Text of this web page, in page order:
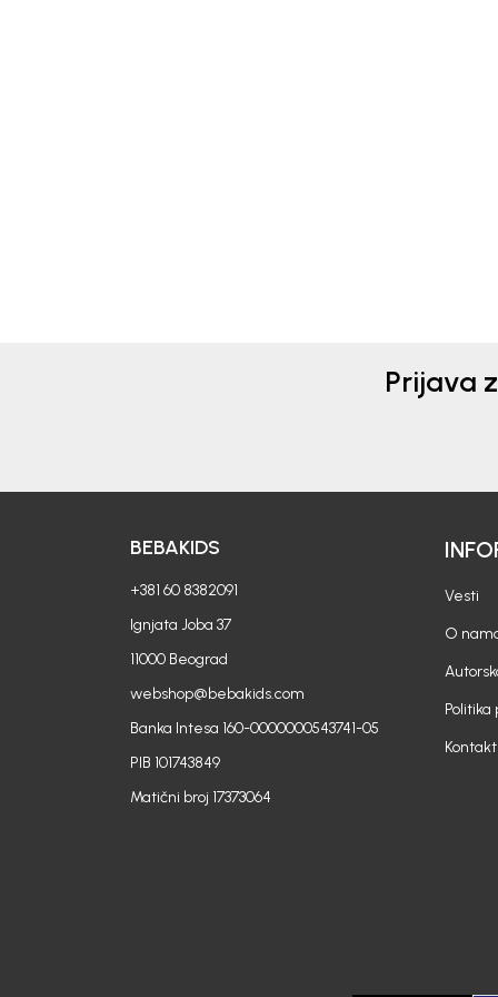
Prijava
BEBAKIDS
+381 60 8382091
Ignjata Joba 37
11000 Beograd
webshop@bebakids.com
Banka Intesa 160-0000000543741-05
PIB 101743849
Matični broj 17373064
Vesti
O
Politika
Kontakt